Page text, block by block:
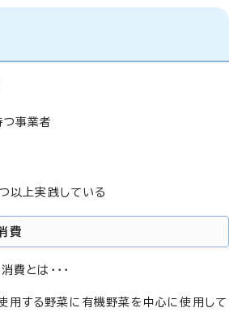
事業者
以上実践している
費
とは・・・
用する野菜に有機野菜を中心に使用して